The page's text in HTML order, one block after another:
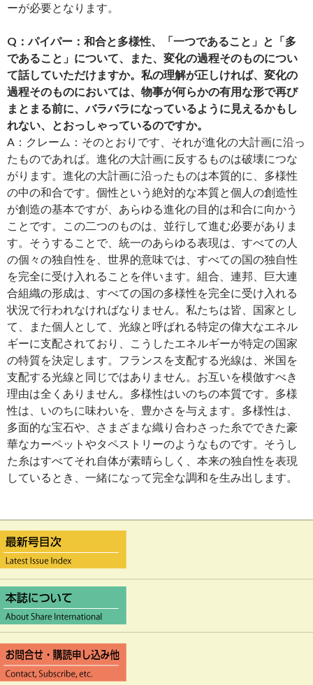
ーが必要となります。
Q：パイパー：和合と多様性、「一つであること」と「多
であること」について、また、変化の過程そのものについ
て話していただけますか。私の理解が正しければ、変化の
過程そのものにおいては、物事が何らかの有用な形で再び
まとまる前に、バラバラになっているように見えるかもし
れない、とおっしゃっているのですか。
A：クレーム：そのとおりです、それが進化の大計画に沿っ
たものであれば。進化の大計画に反するものは破壊につな
がります。進化の大計画に沿ったものは本質的に、多様性
の中の和合です。個性という絶対的な本質と個人の創造性
が創造の基本ですが、あらゆる進化の目的は和合に向かう
ことです。この二つのものは、並行して進む必要がありま
す。そうすることで、統一のあらゆる表現は、すべての人
の個々の独自性を、世界的意味では、すべての国の独自性
を完全に受け入れることを伴います。組合、連邦、巨大連
合組織の形成は、すべての国の多様性を完全に受け入れる
状況で行われなければなりません。私たちは皆、国家とし
て、また個人として、光線と呼ばれる特定の偉大なエネル
ギーに支配されており、こうしたエネルギーが特定の国家
の特質を決定します。フランスを支配する光線は、米国を
支配する光線と同じではありません。お互いを模倣すべき
理由は全くありません。多様性はいのちの本質です。多様
性は、いのちに味わいを、豊かさを与えます。多様性は、
多面的な宝石や、さまざまな織り合わさった糸でできた豪
華なカーペットやタペストリーのようなものです。そうし
た糸はすべてそれ自体が素晴らしく、本来の独自性を表現
しているとき、一緒になって完全な調和を生み出します。